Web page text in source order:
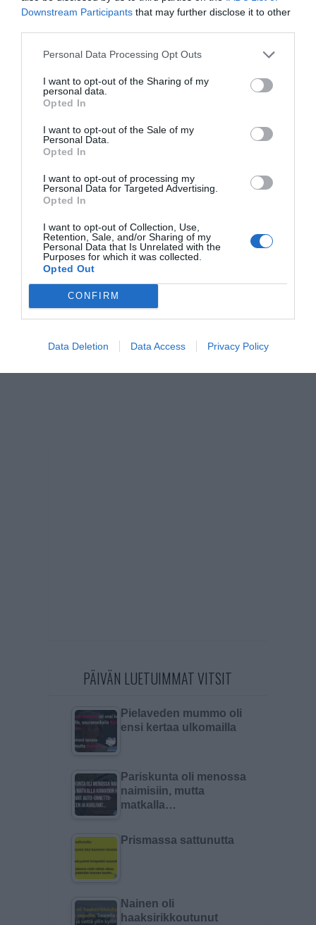
Downstream Participants that may further disclose it to other
Personal Data Processing Opt Outs
I want to opt-out of the Sharing of my
personal data.
Opted In
I want to opt-out of the Sale of my
Personal Data.
Opted In
I want to opt-out of processing my
Personal Data for Targeted Advertising.
Opted In
I want to opt-out of Collection, Use,
Retention, Sale, and/or Sharing of my
Personal Data that Is Unrelated with the
Purposes for which it was collected.
Opted Out
CONFIRM
Data Deletion Data Access Privacy Policy
F
a
c
e
b
o
k
M
e
ss
e
n
er
X
W
h
s
p
C
o
y
k
S
h
e
PÄIVÄN LUETUIMMAT VITSIT
Pielaveden mummo oli
ensi kertaa ulkomailla
Pariskunta oli menossa
naimisiin, mutta
matkalla…
Prismassa sattunutta
Nainen oli
haaksirikkoutunut